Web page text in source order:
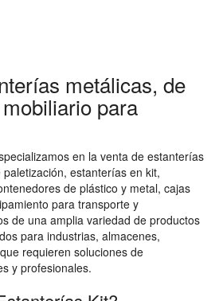
metálicas, de
para
en la venta de estanterías
estanterías en kit,
de plástico y metal, cajas
para transporte y
de una amplia variedad de productos
para industrias, almacenes,
requieren soluciones de
y profesionales.